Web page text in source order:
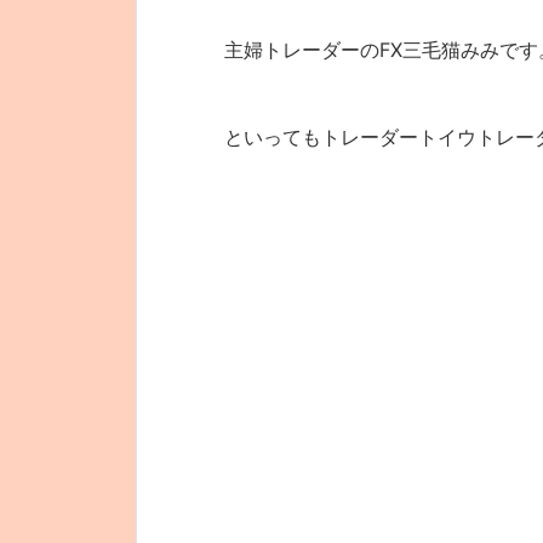
主婦トレーダーのFX三毛猫みみです
といってもトレーダートイウトレ